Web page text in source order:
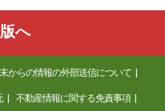
へ
からの情報の外部送信について
不動産情報に関する免責事項